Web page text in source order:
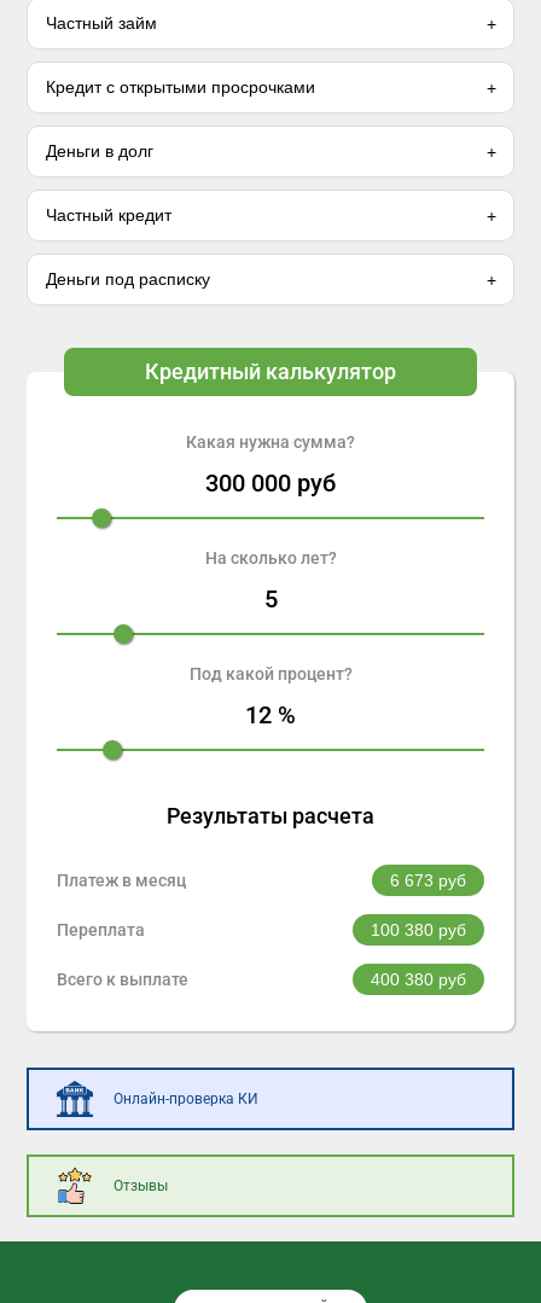
Частный займ
Кредит с открытыми просрочками
Деньги в долг
Частный кредит
Деньги под расписку
Кредитный калькулятор
Какая нужна сумма?
300 000 руб
На сколько лет?
5
Под какой процент?
12 %
Результаты расчета
Платеж в месяц 6 673 руб
Переплата 100 380руб
Всего к выплате 400 380руб
Онлайн-проверка КИ
Отзывы